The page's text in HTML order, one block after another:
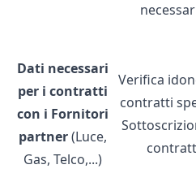
Dati necessari
per i contratti
con i Fornitori
partner(Luce,
Gas, Telco,...)
Verifica
contratti